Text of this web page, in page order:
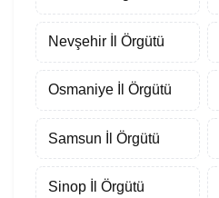
Nevşehir İl Örgütü
Osmaniye İl Örgütü
Samsun İl Örgütü
Sinop İl Örgütü